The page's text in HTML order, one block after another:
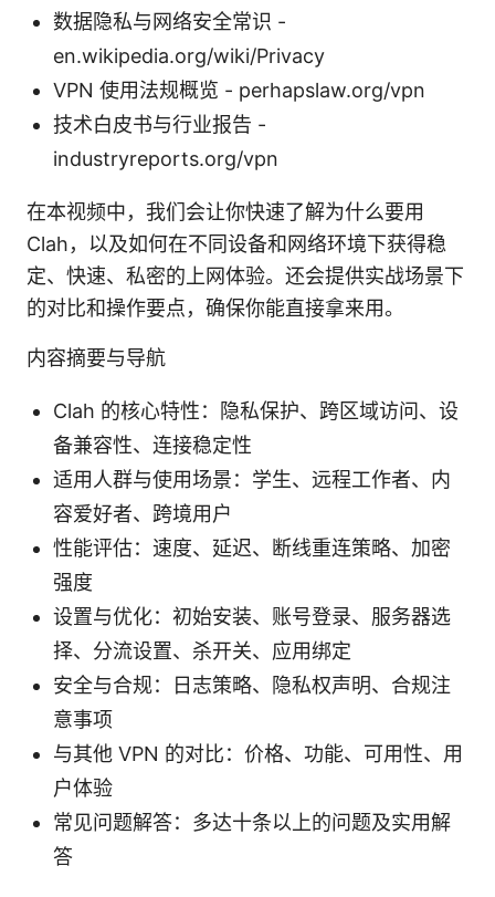
数据隐私与网络安全常识 -
en.wikipedia.org/wiki/Privacy
VPN 使用法规概览 - perhapslaw.org/vpn
技术白皮书与行业报告 -
industryreports.org/vpn
在本视频中，我们会让你快速了解为什么要用
Clah，以及如何在不同设备和网络环境下获得稳
定、快速、私密的上网体验。还会提供实战场景下
的对比和操作要点，确保你能直接拿来用。
内容摘要与导航
Clah 的核心特性：隐私保护、跨区域访问、设
备兼容性、连接稳定性
适用人群与使用场景：学生、远程工作者、内
容爱好者、跨境用户
性能评估：速度、延迟、断线重连策略、加密
强度
设置与优化：初始安装、账号登录、服务器选
择、分流设置、杀开关、应用绑定
安全与合规：日志策略、隐私权声明、合规注
意事项
与其他 VPN 的对比：价格、功能、可用性、用
户体验
常见问题解答：多达十条以上的问题及实用解
答